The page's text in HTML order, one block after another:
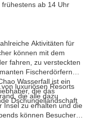
ab 14 Uhr
Aktivitäten für
können mit dem
fahren, zu versteckten
Fischerdörfern
Wasserfall ist ein
die das
Dschungellandschaft
luxuriösen Resorts
die alle dazu
Insel zu erhalten und die
können Besucher